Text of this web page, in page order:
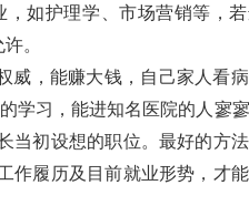
如护理学、市场营销等，
。
威，能赚大钱，自己家人看
学习，能进知名医院的人寥
当初设想的职位。最好的方
作履历及目前就业形势，才